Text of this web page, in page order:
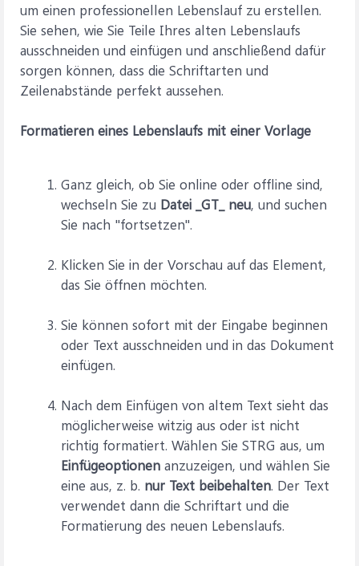
um einen professionellen Lebenslauf zu erstellen.
Sie sehen, wie Sie Teile Ihres alten Lebenslaufs
ausschneiden und einfügen und anschließend dafür
sorgen können, dass die Schriftarten und
Zeilenabstände perfekt aussehen.
Formatieren eines Lebenslaufs mit einer Vorlage
Ganz gleich, ob Sie online oder offline sind,
wechseln Sie zu Datei _GT_ neu, und suchen
Sie nach "fortsetzen".
Klicken Sie in der Vorschau auf das Element,
das Sie öffnen möchten.
Sie können sofort mit der Eingabe beginnen
oder Text ausschneiden und in das Dokument
einfügen.
Nach dem Einfügen von altem Text sieht das
möglicherweise witzig aus oder ist nicht
richtig formatiert. Wählen Sie STRG aus, um
Einfügeoptionen anzuzeigen, und wählen Sie
eine aus, z. b. nur Text beibehalten. Der Text
verwendet dann die Schriftart und die
Formatierung des neuen Lebenslaufs.